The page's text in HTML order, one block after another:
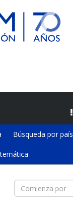
Búsqueda por país